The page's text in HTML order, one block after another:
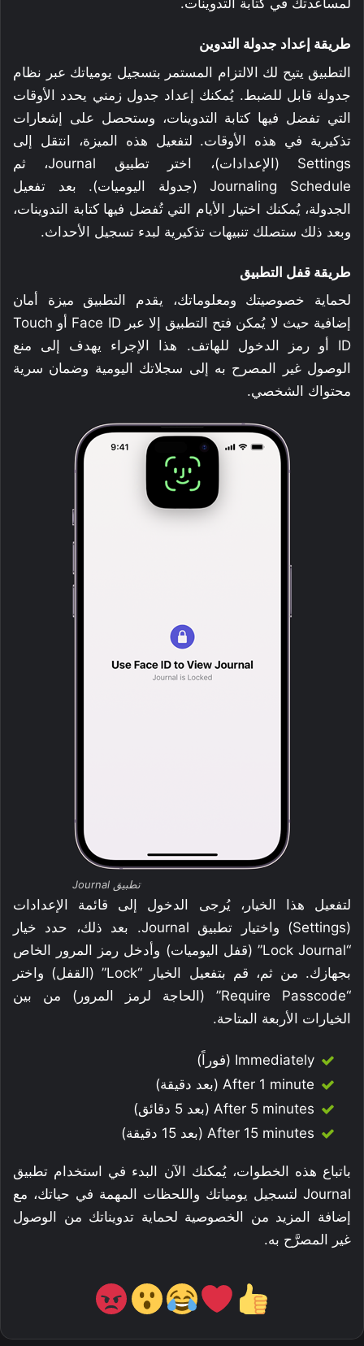
لمساعدتك في كتابة التدوينات.
طريقة إعداد جدولة التدوين
التطبيق يتيح لك الالتزام المستمر بتسجيل يومياتك عبر نظام
جدولة قابل للضبط. يُمكنك إعداد جدول زمني يحدد الأوقات
التي تفضل فيها كتابة التدوينات، وستحصل على إشعارات
تذكيرية في هذه الأوقات. لتفعيل هذه الميزة، انتقل إلى
Settings (الإعدادات)، اختر تطبيق Journal، ثم
Journaling Schedule (جدولة اليوميات). بعد تفعيل
الجدولة، يُمكنك اختيار الأيام التي تُفضل فيها كتابة التدوينات،
وبعد ذلك ستصلك تنبيهات تذكيرية لبدء تسجيل الأحداث.
طريقة قفل التطبيق
لحماية خصوصيتك ومعلوماتك، يقدم التطبيق ميزة أمان
إضافية حيث لا يُمكن فتح التطبيق إلا عبر Face ID أو Touch
ID أو رمز الدخول للهاتف. هذا الإجراء يهدف إلى منع
الوصول غير المصرح به إلى سجلاتك اليومية وضمان سرية
محتواك الشخصي.
تطبيق Journal
لتفعيل هذا الخيار، يُرجى الدخول إلى قائمة الإعدادات
(Settings) واختيار تطبيق Journal. بعد ذلك، حدد خيار
“Lock Journal” (قفل اليوميات) وأدخل رمز المرور الخاص
بجهازك. من ثم، قم بتفعيل الخيار “Lock” (القفل) واختر
“Require Passcode” (الحاجة لرمز المرور) من بين
الخيارات الأربعة المتاحة.
Immediately (فوراً)
After 1 minute (بعد دقيقة)
After 5 minutes (بعد 5 دقائق)
After 15 minutes (بعد 15 دقيقة)
باتباع هذه الخطوات، يُمكنك الآن البدء في استخدام تطبيق
Journal لتسجيل يومياتك واللحظات المهمة في حياتك، مع
إضافة المزيد من الخصوصية لحماية تدويناتك من الوصول
غير المصرَّح به.